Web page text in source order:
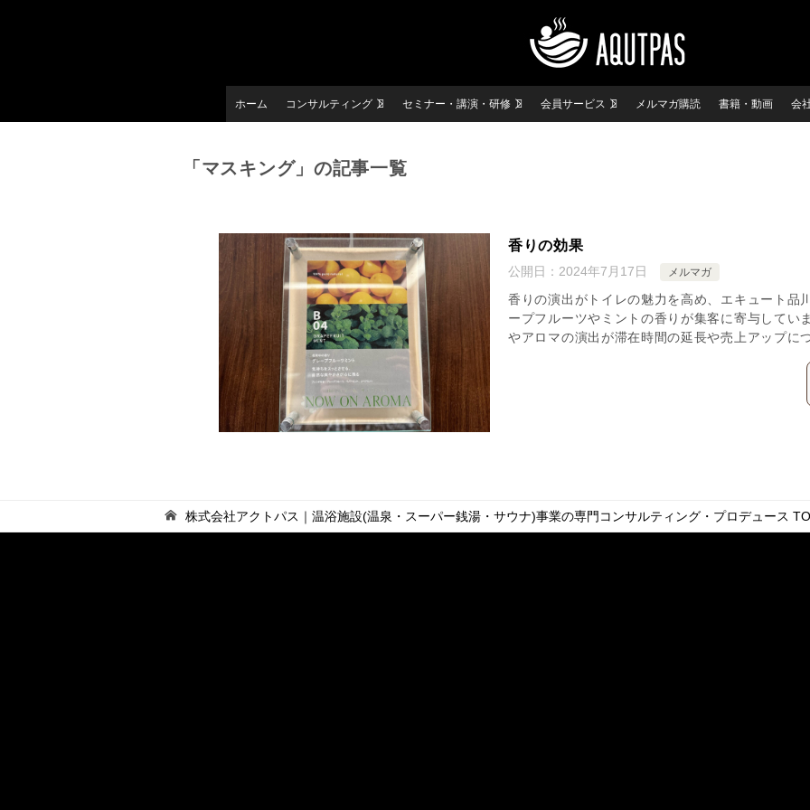
ホーム コンサルティング セミナー・講演・研修 会員サービス メルマガ購読 書籍・動画 会
「マスキング」の記事一覧
香りの効果
公開日： 2024年7月17日 メルマガ
香りの演出がトイレの魅力を高め、エキュート品
ープフルーツやミントの香りが集客に寄与してい
やアロマの演出が滞在時間の延長や売上アップに
株式会社アクトパス｜温浴施設(温泉・スーパー銭湯・サウナ)事業の専門コンサルティング・プロデュース